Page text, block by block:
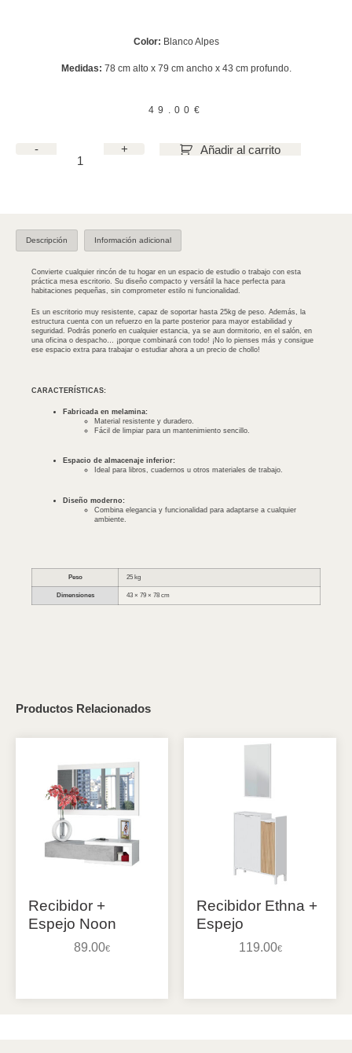
Color: Blanco Alpes
Medidas: 78 cm alto x 79 cm ancho x 43 cm profundo.
49.00 €
- + Añadir al carrito
Productos Relacionados
Recibidor +
Espejo Noon
89.00€
Recibidor Ethna +
Espejo
119.00€
Descripción Información adicional
Convierte cualquier rincón de tu hogar en un espacio de estudio o trabajo con esta
práctica mesa escritorio. Su diseño compacto y versátil la hace perfecta para
habitaciones pequeñas, sin comprometer estilo ni funcionalidad.
Es un escritorio muy resistente, capaz de soportar hasta 25kg de peso. Además, la
estructura cuenta con un refuerzo en la parte posterior para mayor estabilidad y
seguridad. Podrás ponerlo en cualquier estancia, ya se aun dormitorio, en el salón, en
una oficina o despacho… ¡porque combinará con todo! ¡No lo pienses más y consigue
ese espacio extra para trabajar o estudiar ahora a un precio de chollo!
CARACTERÍSTICAS:
Fabricada en melamina:
Material resistente y duradero.
Fácil de limpiar para un mantenimiento sencillo.
Espacio de almacenaje inferior:
Ideal para libros, cuadernos u otros materiales de trabajo.
Diseño moderno:
Combina elegancia y funcionalidad para adaptarse a cualquier
ambiente.
Peso 25 kg
Dimensiones 43 × 79 × 78 cm